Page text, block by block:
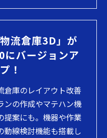
物流倉庫3D」が
にバージョンア
！
倉庫のレイアウト改善
ンの作成やマテハン機
提案にも。機器や作業
動線検討機能も搭載し